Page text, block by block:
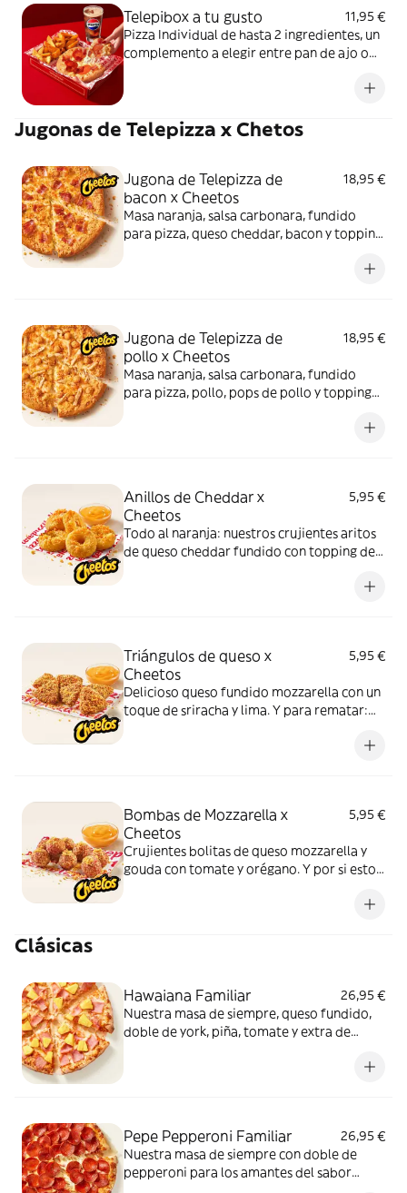
Telepibox a tu gusto
11,95 €
Pizza Individual de hasta 2 ingredientes, un
complemento a elegir entre pan de ajo o
Jugonas de Telepizza x Chetos
Jugona de Telepizza de
bacon x Cheetos
18,95 €
Masa naranja, salsa carbonara, fundido
para pizza, queso cheddar, bacon y topping
Jugona de Telepizza de
pollo x Cheetos
18,95 €
Masa naranja, salsa carbonara, fundido
para pizza, pollo, pops de pollo y topping
Anillos de Cheddar x
Cheetos
5,95 €
Todo al naranja: nuestros crujientes aritos
de queso cheddar fundido con topping de
Triángulos de queso x
Cheetos
5,95 €
Delicioso queso fundido mozzarella con un
toque de sriracha y lima. Y para rematar:
acompañados de nuestra salsa Quesabrosa.
Bombas de Mozzarella x
Cheetos
5,95 €
Crujientes bolitas de queso mozzarella y
gouda con tomate y orégano. Y por si esto
de Cheetos acompañado de nuestra salsa
Clásicas
Hawaiana Familiar
26,95 €
Nuestra masa de siempre, queso fundido,
doble de york, piña, tomate y extra de
Pepe Pepperoni Familiar
26,95 €
Nuestra masa de siempre con doble de
pepperoni para los amantes del sabor